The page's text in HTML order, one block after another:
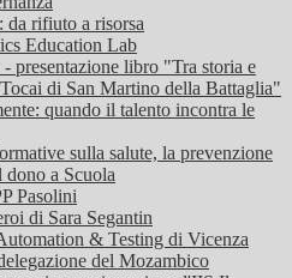
da rifiuto a risorsa
Education Lab
presentazione libro "Tra storia e
di San Martino della Battaglia"
quando il talento incontra le
sulla salute, la prevenzione
dono a Scuola
Pasolini
di Sara Segantin
& Testing di Vicenza
del Mozambico